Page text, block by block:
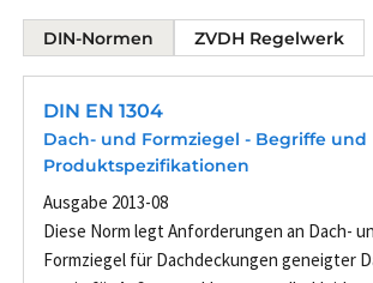
DIN-Normen ZVDH Regelwerk
DIN EN 1304
Dach- und Formziegel - Begriffe und
Produktspezifikationen
Ausgabe 2013-08
Diese Norm legt Anforderungen an Dach-
Formziegel für Dachdeckungen geneigter